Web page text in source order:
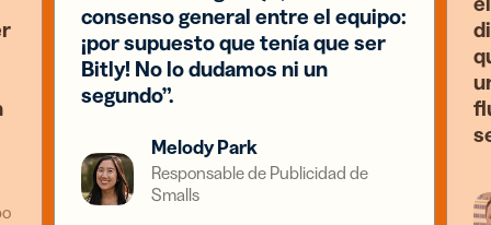
consenso general entre el equipo:
¡por supuesto que tenía que ser
Bitly! No lo dudamos ni un
segundo”.
Melody Park
Responsable de Publicidad de
Smalls